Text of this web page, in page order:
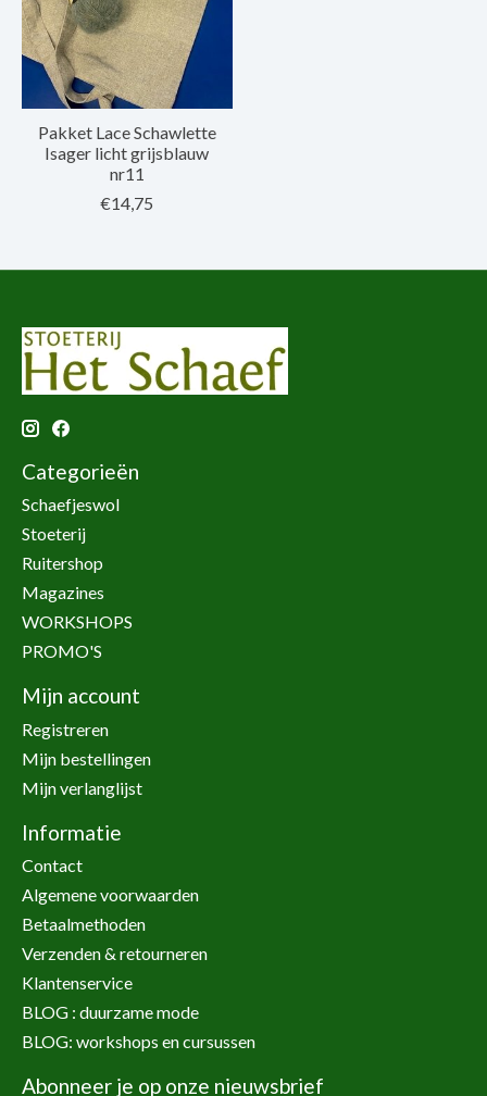
Pakket Lace Schawlette
Isager licht grijsblauw
nr11
€14,75
Categorieën
Schaefjeswol
Stoeterij
Ruitershop
Magazines
WORKSHOPS
PROMO'S
Mijn account
Registreren
Mijn bestellingen
Mijn verlanglijst
Informatie
Contact
Algemene voorwaarden
Betaalmethoden
Verzenden & retourneren
Klantenservice
BLOG : duurzame mode
BLOG: workshops en cursussen
Abonneer je op onze nieuwsbrief